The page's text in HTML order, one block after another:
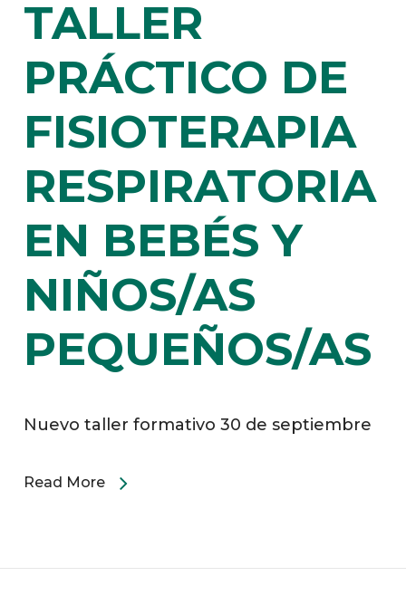
TALLER
PRÁCTICO DE
FISIOTERAPIA
RESPIRATORIA
EN BEBÉS Y
NIÑOS/AS
PEQUEÑOS/AS
Nuevo taller formativo 30 de septiembre
Read More